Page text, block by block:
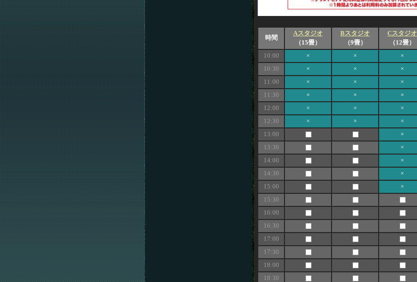
時間
Aスタジオ
（15畳）
Bスタジオ
（9畳）
Cスタジオ
（12畳）
10:00 × × ×
10:30
× × ×
11:00
× × ×
11:30
× × ×
12:00
× × ×
12:30
× × ×
13:00
×
13:30
×
14:00
×
14:30
×
15:00
×
15:30
16:00
16:30
17:00
17:30
18:00
18:30